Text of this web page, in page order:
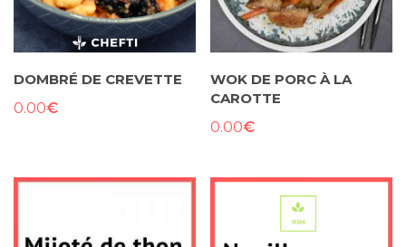
DOMBRÉ DE CREVETTE
0.00€
WOK DE PORC À LA
CAROTTE
0.00€